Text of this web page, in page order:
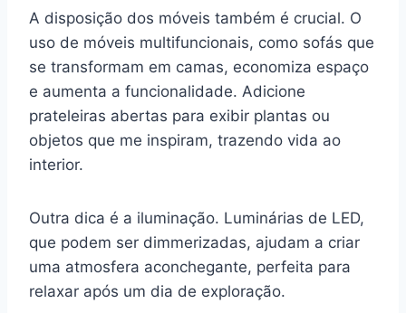
A disposição dos móveis também é crucial. O
uso de móveis multifuncionais, como sofás que
se transformam em camas, economiza espaço
e aumenta a funcionalidade. Adicione
prateleiras abertas para exibir plantas ou
objetos que me inspiram, trazendo vida ao
interior.
Outra dica é a iluminação. Luminárias de LED,
que podem ser dimmerizadas, ajudam a criar
uma atmosfera aconchegante, perfeita para
relaxar após um dia de exploração.